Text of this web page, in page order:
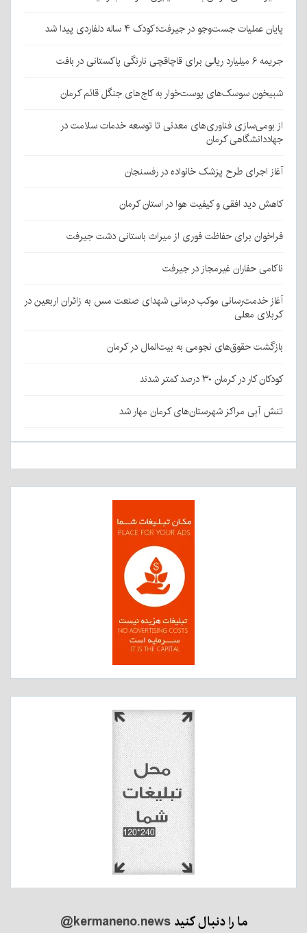
پایان عملیات جست‌وجو در جیرفت؛ کودک ۴ ساله دلفاردی پیدا شد
جریمه ۶ میلیارد ریالی برای قاچاقچی نارنگی پاکستانی در بافت
شبیخون سوسک‌های پوست‌خوار به کاج‌های جنگل قائم کرمان
از بومی‌سازی فناوری‌های معدنی تا توسعه خدمات سلامت در
جهاددانشگاهی کرمان
آغاز اجرای طرح پزشک خانواده در رفسنجان
کاهش دید افقی و کیفیت هوا در استان کرمان
فراخوان برای حفاظت فوری از میراث باستانی دشت جیرفت
ناکامی حفاران غیرمجاز در جیرفت
آغاز خدمت‌رسانی موکب درمانی شهدای صنعت مس به زائران اربعین در
کربلای معلی
بازگشت حقوق‌های نجومی به بیت‌المال در کرمان
کودکان کار در کرمان ۳۰ درصد کمتر شدند
تنش آبی مراکز شهرستان‌های کرمان مهار شد
ما را دنبال کنید@kermaneno.news